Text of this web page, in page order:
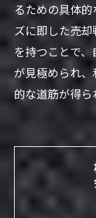
るための具体
ズに即した売
を持つことで
が見極められ
的な道筋が得ら